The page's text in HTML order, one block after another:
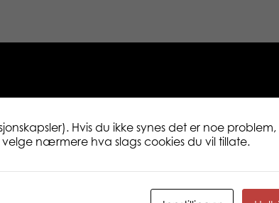
Hvis du ikke synes det er noe
nærmere hva slags cookies du vil tillate.